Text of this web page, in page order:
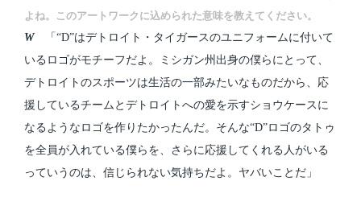
よね。このアートワークに込められた意味を教えてください。
W「“D”はデトロイト・タイガースのユニフォームに付いて
いるロゴがモチーフだよ。ミシガン州出身の僕らにとって、
デトロイトのスポーツは生活の一部みたいなものだから、応
援しているチームとデトロイトへの愛を示すショウケースに
なるようなロゴを作りたかったんだ。そんな“D”ロゴのタトゥ
を全員が入れている僕らを、さらに応援してくれる人がいる
っていうのは、信じられない気持ちだよ。ヤバいことだ」